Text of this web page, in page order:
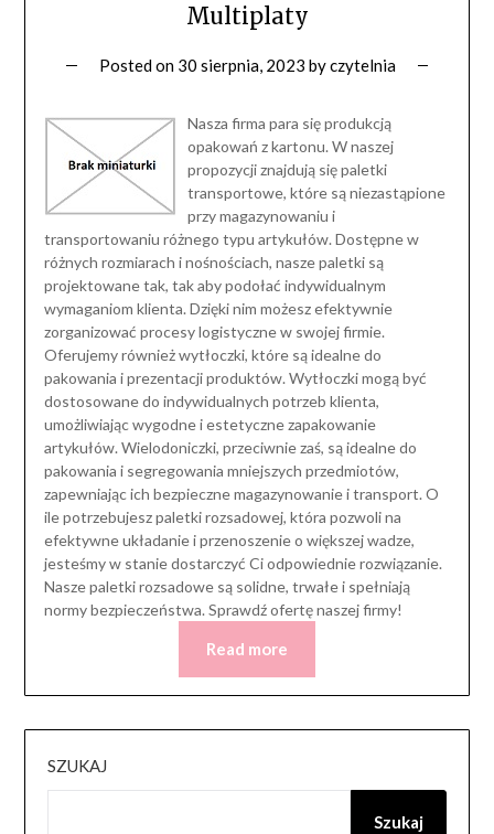
Multiplaty
Posted on 30 sierpnia, 2023 byczytelnia
Nasza firma para się produkcją
opakowań z kartonu. W naszej
propozycji znajdują się paletki
transportowe, które są niezastąpione
przy magazynowaniu i
transportowaniu różnego typu artykułów. Dostępne w
różnych rozmiarach i nośnościach, nasze paletki są
projektowane tak, tak aby podołać indywidualnym
wymaganiom klienta. Dzięki nim możesz efektywnie
zorganizować procesy logistyczne w swojej firmie.
Oferujemy również wytłoczki, które są idealne do
pakowania i prezentacji produktów. Wytłoczki mogą być
dostosowane do indywidualnych potrzeb klienta,
umożliwiając wygodne i estetyczne zapakowanie
artykułów. Wielodoniczki, przeciwnie zaś, są idealne do
pakowania i segregowania mniejszych przedmiotów,
zapewniając ich bezpieczne magazynowanie i transport. O
ile potrzebujesz paletki rozsadowej, która pozwoli na
efektywne układanie i przenoszenie o większej wadze,
jesteśmy w stanie dostarczyć Ci odpowiednie rozwiązanie.
Nasze paletki rozsadowe są solidne, trwałe i spełniają
normy bezpieczeństwa. Sprawdź ofertę naszej firmy!
Read more
SZUKAJ
Szukaj